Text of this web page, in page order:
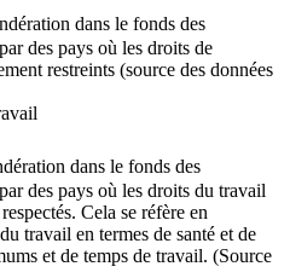
dans le fonds des
des pays où les droits de
restreints (source des données
dans le fonds des
des pays où les droits du travail
Cela se réfère en
travail en termes de santé et de
et de temps de travail. (Source